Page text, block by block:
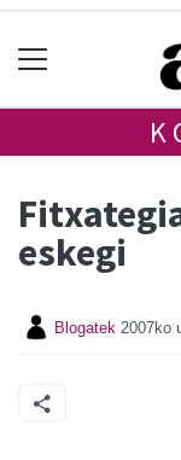
eskegi
Blogatek 2007ko